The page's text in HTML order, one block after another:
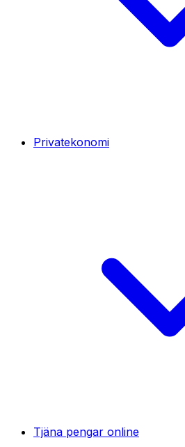
Privatekonomi
Tjäna pengar online